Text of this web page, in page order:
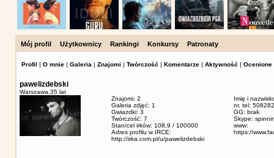
Mój profil Użytkownicy Rankingi Konkursy Patronaty
Profil | O mnie | Galeria | Znajomi | Twórczość | Komentarze | Aktywność | Ocenione
pawelizdebski
Warszawa, 35 lat
Znajomi: 2
Galeria zdjęć: 1
Gwiazdki: 3
Twórczość: 7
Stan/cel irków: 108,9 / 100000
Adres profilu w IRCE:
http://irka.com.pl/u/pawelizdebski
Imię i
nr. tel:
GG: brak
Skype:
www:
https://